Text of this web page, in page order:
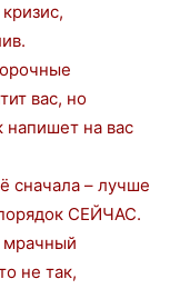
вас, но
напишет на вас
сначала – лучше
СЕЙЧАС.
мрачный
не так,